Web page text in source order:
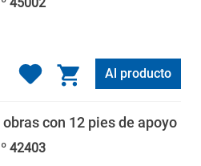
Al producto
con 12 pies de apoyo
42403